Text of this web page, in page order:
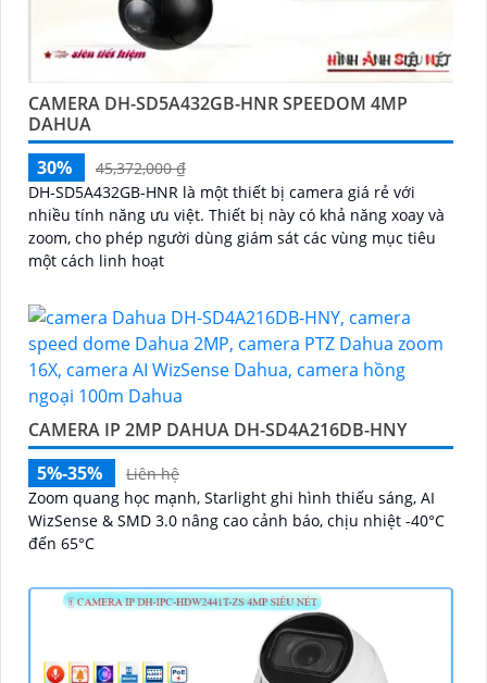
CAMERA DH-SD5A432GB-HNR SPEEDOM 4MP
DAHUA
30%
45,372,000 ₫
DH-SD5A432GB-HNR là một thiết bị camera giá rẻ với
nhiều tính năng ưu việt. Thiết bị này có khả năng xoay và
zoom, cho phép người dùng giám sát các vùng mục tiêu
một cách linh hoạt
CAMERA IP 2MP DAHUA DH-SD4A216DB-HNY
5%-35%
Liên hệ
Zoom quang học mạnh, Starlight ghi hình thiếu sáng, AI
WizSense & SMD 3.0 nâng cao cảnh báo, chịu nhiệt -40°C
đến 65°C